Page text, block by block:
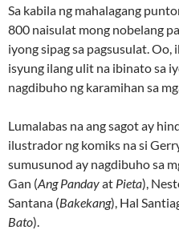
Sa kabila ng mahalagang
800 naisulat mong nobelang
iyong sipag sa pagsusulat. Oo,
isyung ilang ulit na ibinato sa
nagdibuho ng karamihan sa
Lumalabas na ang sagot ay
ilustrador ng komiks na si
sumusunod ay nagdibuho sa
Gan (Ang Pandayat Pieta),
Santana (Bakekang), Hal
Bato).